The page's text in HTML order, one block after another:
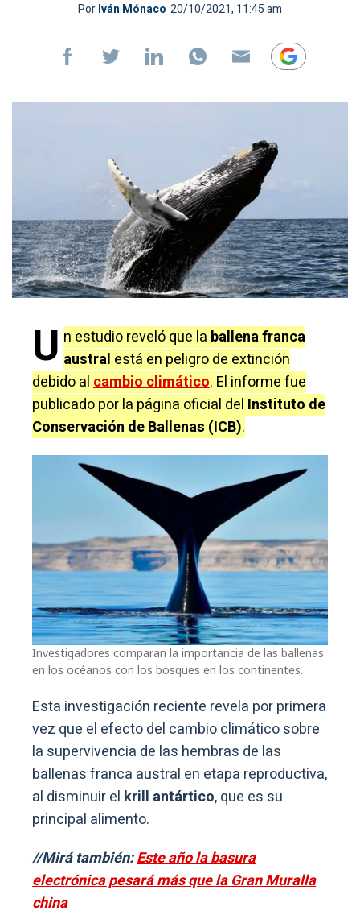
PorIván Mónaco 20/10/2021, 11:45 am
U n estudio reveló que la ballena franca
austral está en peligro de extinción
debido alcambio climático. El informe fue
publicado por la página oficial del Instituto de
Conservación de Ballenas (ICB).
Investigadores comparan la importancia de las ballenas
en los océanos con los bosques en los continentes.
Esta investigación reciente revela por primera
vez que el efecto del cambio climático sobre
la supervivencia de las hembras de las
ballenas franca austral en etapa reproductiva,
al disminuir el krill antártico, que es su
principal alimento.
//Mirá también:Este año la basura
electrónica pesará más que la Gran Muralla
china